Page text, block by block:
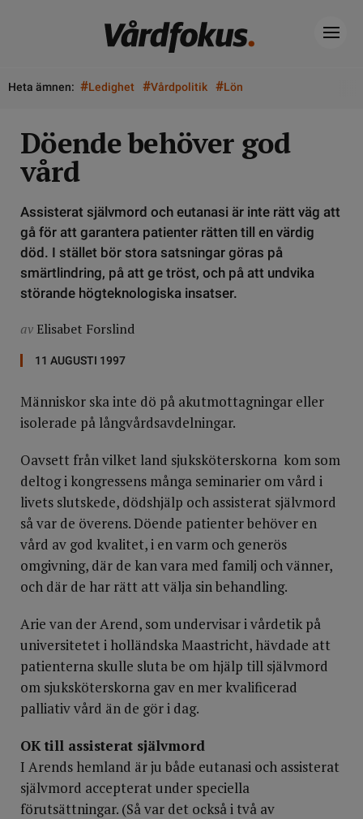
Heta ämnen: #Ledighet #Vårdpolitik #Lön
Döende behöver god
vård
Assisterat självmord och eutanasi är inte rätt väg att
gå för att garantera patienter rätten till en värdig
död. I stället bör stora satsningar göras på
smärtlindring, på att ge tröst, och på att undvika
störande högteknologiska insatser.
av Elisabet Forslind
11 AUGUSTI 1997
Människor ska inte dö på akutmottagningar eller
isolerade på långvårdsavdelningar.
Oavsett från vilket land sjuksköterskorna kom som
deltog i kongressens många seminarier om vård i
livets slutskede, dödshjälp och assisterat självmord
så var de överens. Döende patienter behöver en
vård av god kvalitet, i en varm och generös
omgivning, där de kan vara med familj och vänner,
och där de har rätt att välja sin behandling.
Arie van der Arend, som undervisar i vårdetik på
universitetet i holländska Maastricht, hävdade att
patienterna skulle sluta be om hjälp till självmord
om sjuksköterskorna gav en mer kvalificerad
palliativ vård än de gör i dag.
OK till assisterat självmord
I Arends hemland är ju både eutanasi och assisterat
självmord accepterat under speciella
förutsättningar. (Så var det också i två av